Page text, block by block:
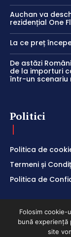
Auchan va
rezidențial One
La ce preț
De astăzi
de la importuri
într-un scenariu
Politici
Politica de
Termeni și
Politica de
Folosim cookie-
bună experiență
site